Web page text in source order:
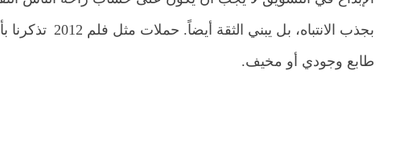
بجذب الانتباه، بل يبني الثقة أيضاً. حملات مثل فلم 2012
تذكرنا
طابع وجودي أو مخيف.